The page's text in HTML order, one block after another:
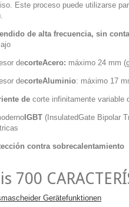
Este proceso puede utilizarse
de alta frecuencia, sin
ajo
decorteAcero: máximo 24 mm
decorteAluminio: máximo 17
de corte infinitamente variable
IGBT (InsulatedGate Bipolar
contra sobrecalentamiento
700